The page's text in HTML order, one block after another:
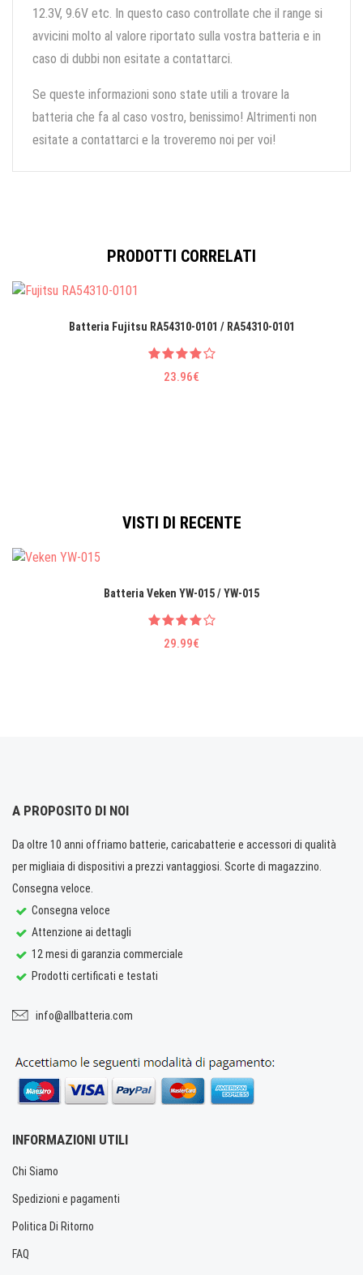
12.3V, 9.6V etc. In questo caso controllate che il range si
avvicini molto al valore riportato sulla vostra batteria e in
caso di dubbi non esitate a contattarci.
Se queste informazioni sono state utili a trovare la
batteria che fa al caso vostro, benissimo! Altrimenti non
esitate a contattarci e la troveremo noi per voi!
PRODOTTI CORRELATI
Batteria Fujitsu RA54310-0101 / RA54310-0101
23.96€
VISTI DI RECENTE
Batteria Veken YW-015 / YW-015
29.99€
A PROPOSITO DI NOI
Da oltre 10 anni offriamo batterie, caricabatterie e accessori di qualità
per migliaia di dispositivi a prezzi vantaggiosi. Scorte di magazzino.
Consegna veloce.
Consegna veloce
Attenzione ai dettagli
12 mesi di garanzia commerciale
Prodotti certificati e testati
info@allbatteria.com
INFORMAZIONI UTILI
Chi Siamo
Spedizioni e pagamenti
Politica Di Ritorno
FAQ